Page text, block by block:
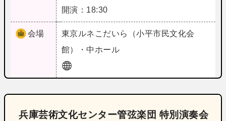
開演：18:30
会場 東京ルネこだいら（小平市民文化会
館）・中ホール
兵庫芸術文化センター管弦楽団 特別演奏会